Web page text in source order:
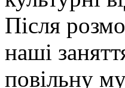
Після
наші
повільну